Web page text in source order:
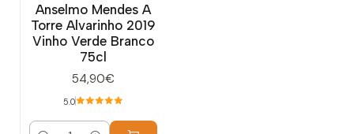
Anselmo Mendes A
Torre Alvarinho 2019
Vinho Verde Branco
75cl
54,90€
5.0